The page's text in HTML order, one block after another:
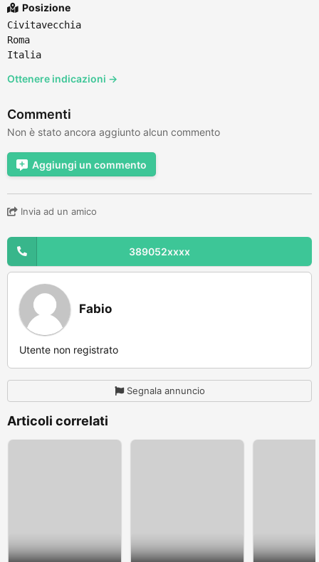
Posizione
Civitavecchia
Roma
Italia
Ottenere indicazioni →
Commenti
Non è stato ancora aggiunto alcun commento
Aggiungi un commento
Invia ad un amico
389052xxxx
Fabio
Utente non registrato
Segnala annuncio
Articoli correlati